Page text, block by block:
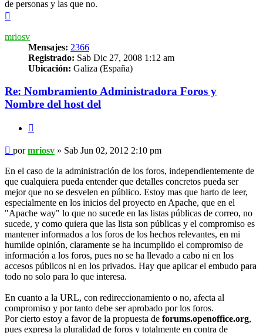
de personas y las que no.
mriosv
Mensajes: 2366
Registrado: Sab Dic 27, 2008 1:12 am
Ubicación: Galiza (España)
Re: Nombramiento Administradora Foros y
Nombre del host del
Mensaje
pormriosv » Sab Jun 02, 2012 2:10 pm
En el caso de la administración de los foros, independientemente de
que cualquiera pueda entender que detalles concretos pueda ser
mejor que no se desvelen en público. Estoy mas que harto de leer,
especialmente en los inicios del proyecto en Apache, que en el
"Apache way" lo que no sucede en las listas públicas de correo, no
sucede, y como quiera que las lista son públicas y el compromiso es
mantener informados a los foros de los hechos relevantes, en mi
humilde opinión, claramente se ha incumplido el compromiso de
información a los foros, pues no se ha llevado a cabo ni en los
accesos públicos ni en los privados. Hay que aplicar el embudo para
todo no solo para lo que interesa.
En cuanto a la URL, con redireccionamiento o no, afecta al
compromiso y por tanto debe ser aprobado por los foros.
Por cierto estoy a favor de la propuesta de forums.openoffice.org,
pues expresa la pluralidad de foros y totalmente en contra de